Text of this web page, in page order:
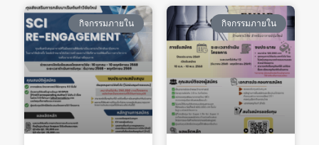
กิจกรรมภายใน กิจกรรมภายใน